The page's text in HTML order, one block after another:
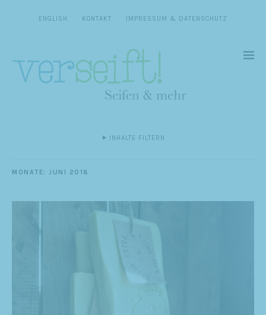
ENGLISH KONTAKT IMPRESSUM & DATENSCHUTZ
INHALTE FILTERN
MONATE: JUNI 2018